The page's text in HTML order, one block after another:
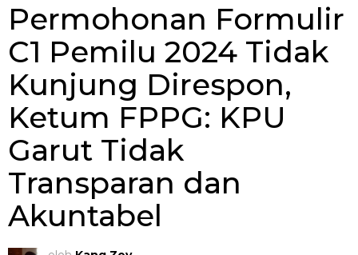
Permohonan Formulir
C1 Pemilu 2024 Tidak
Kunjung Direspon,
Ketum FPPG: KPU
Garut Tidak
Transparan dan
Akuntabel